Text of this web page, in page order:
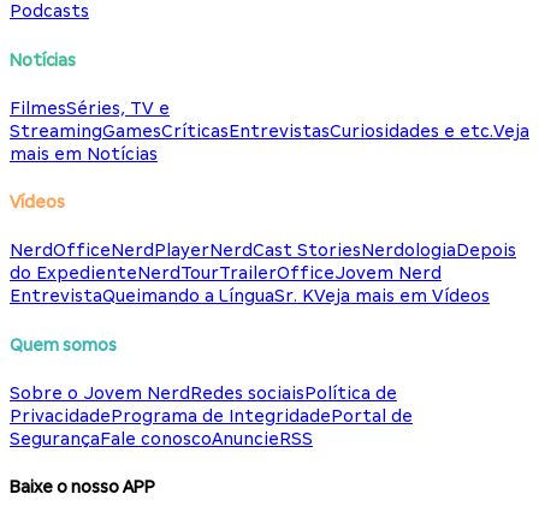
Podcasts
Notícias
FilmesSéries, TV e
StreamingGamesCríticasEntrevistasCuriosidades e etc.Veja
mais em Notícias
Vídeos
NerdOfficeNerdPlayerNerdCast StoriesNerdologiaDepois
do ExpedienteNerdTourTrailerOfficeJovem Nerd
EntrevistaQueimando a LínguaSr. KVeja mais em Vídeos
Quem somos
Sobre o Jovem NerdRedes sociaisPolítica de
PrivacidadePrograma de IntegridadePortal de
SegurançaFale conoscoAnuncieRSS
Baixe o nosso APP